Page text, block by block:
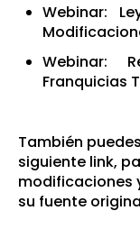
Webinar:
Webinar:
Franquicias
También
siguiente link,
modificaciones
su fuente